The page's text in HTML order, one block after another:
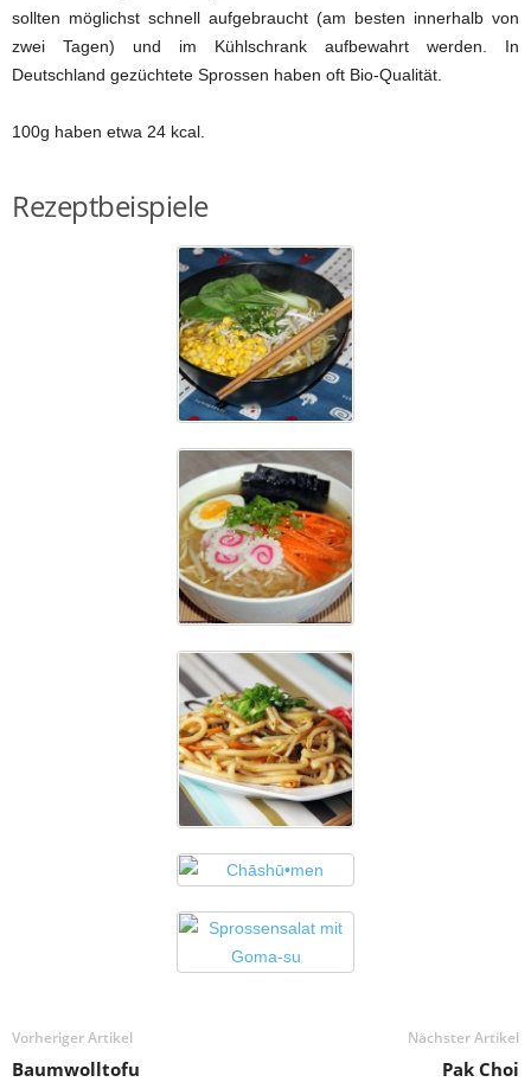
sollten möglichst schnell aufgebraucht (am besten innerhalb von
zwei Tagen) und im Kühlschrank aufbewahrt werden. In
Deutschland gezüchtete Sprossen haben oft Bio-Qualität.
100g haben etwa 24 kcal.
Rezeptbeispiele
Vorheriger Artikel
Baumwolltofu
Nächster Artikel
Pak Choi